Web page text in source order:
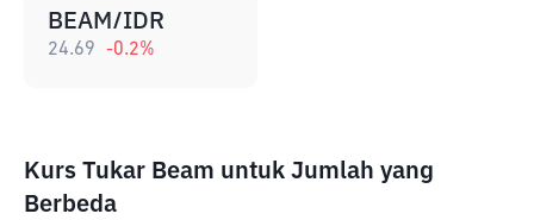
BEAM/IDR
24.69 -0.2%
Kurs Tukar Beam untuk Jumlah yang
Berbeda